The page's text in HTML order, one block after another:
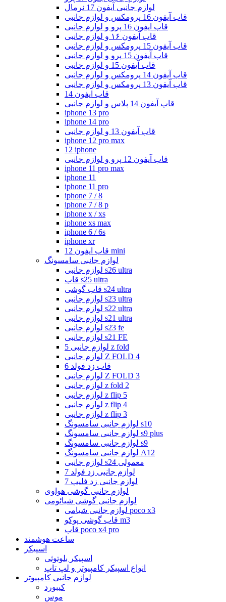
لوازم جانبی آیفون 17 نرمال
قاب آیفون 16 پرومکس و لوازم جانبی
قاب ایفون 16 پرو و لوازم جانبی
قاب آیفون ۱۶ و لوازم جانبی
قاب آیفون 15 پرومکس و لوازم جانبی
قاب آیفون 15 پرو و لوازم جانبی
قاب آیفون 15 و لوازم جانبی
قاب آیفون 14 پرومکس و لوازم جانبی
قاب آیفون 13 پرومکس و لوازم جانبی
قاب ایفون 14
قاب آیفون 14 پلاس و لوازم جانبی
iphone 13 pro
iphone 14 pro
قاب آیفون 13 و لوازم جانبی
iphone 12 pro max
12 iphone
قاب آیفون 12 پرو و لوازم جانبی
iphone 11 pro max
iphone 11
iphone 11 pro
iphone 7 / 8
iphone 7 / 8 p
iphone x / xs
iphone xs max
iphone 6 / 6s
iphone xr
قاب ایفون 12 mini
لوازم جانبی سامسونگ
لوازم جانبی s26 ultra
قاب s25 ultra
قاب گوشی s24 ultra
لوازم جانبی s23 ultra
لوازم جانبی s22 ultra
لوازم جانبی s21 ultra
لوازم جانبی s23 fe
لوازم جانبی s21 FE
لوازم جانبی 5 z fold
لوازم جانبی Z FOLD 4
قاب زد فولد 6
لوازم جانبی Z FOLD 3
لوازم جانبی z fold 2
لوازم جانبی z flip 5
لوازم جانبی z flip 4
لوازم جانبی z flip 3
لوازم جانبی سامسونگ s10
لوازم جانبی سامسونگ s9 plus
لوازم جانبی سامسونگ s9
لوازم جانبی سامسونگ A12
لوازم جانبی s24 معمولی
لوازم جانبی زد فولد 7
لوازم جانبی زد فلیپ 7
لوازم جانبی گوشی هواوی
لوازم جانبی گوشی شیائومی
لوازم جانبی شیامی poco x3
قاب گوشی پوکو m3
قاب poco x4 pro
ساعت هوشمند
اسپیکر
اسپیکر بلوتوثی
انواع اسپیکر کامپیوتر و لپ تاپ
لوازم جانبی کامپیوتر
کیبورد
موس